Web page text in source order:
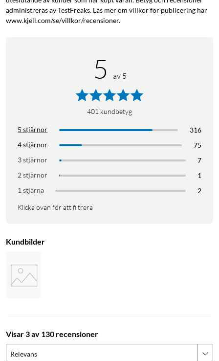
administreras av TestFreaks. Läs mer om villkor för publicering här
www.kjell.com/se/villkor/recensioner.
5 av 5
401 kundbetyg
5 stjärnor
316
4 stjärnor
75
3 stjärnor
7
2 stjärnor
1
1 stjärna
2
Klicka ovan för att filtrera
Kundbilder
Visar 3 av 130 recensioner
Relevans